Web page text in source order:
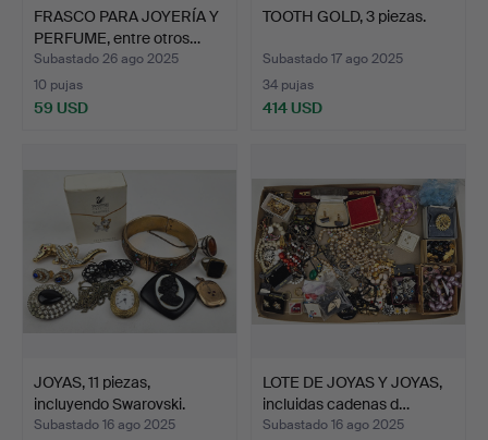
FRASCO PARA JOYERÍA Y
PERFUME, entre otros…
Subastado 26 ago 2025
10 pujas
59 USD
TOOTH GOLD, 3 piezas.
Subastado 17 ago 2025
34 pujas
414 USD
JOYAS, 11 piezas,
incluyendo Swarovski.
Subastado 16 ago 2025
LOTE DE JOYAS Y JOYAS,
incluidas cadenas d…
Subastado 16 ago 2025